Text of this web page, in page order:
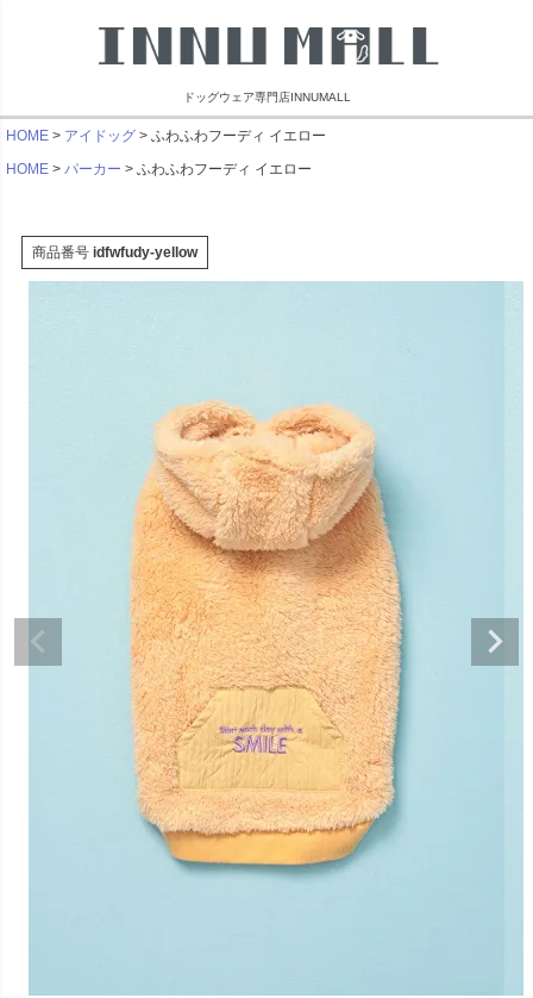
ドッグウェア専門店INNUMALL
HOME アイドッグ
ふわふわフーディ イエロー
HOME
パーカー ふわふわフーディ イエロー
を見る
ビーチェホリック
スーパーベー君 クー
ルプラスタンクトッ
プ GREEN
販売価格 ¥3,025 税込
〜
詳細を見る
ライフライク
寝そべりアニマルト
レーナー ゼブラ
販売価格 ¥2,860
〜
詳細を見る
〜
詳細を
商品番号 idfwfudy-yellow